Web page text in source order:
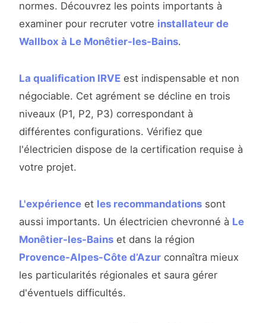
normes. Découvrez les points importants à
examiner pour recruter votre installateur de
Wallbox à Le Monêtier-les-Bains.
La qualification IRVE est indispensable et non
négociable. Cet agrément se décline en trois
niveaux (P1, P2, P3) correspondant à
différentes configurations. Vérifiez que
l'électricien dispose de la certification requise à
votre projet.
L'expérience et les recommandations sont
aussi importants. Un électricien chevronné à Le
Monêtier-les-Bains et dans la région
Provence-Alpes-Côte d’Azur connaîtra mieux
les particularités régionales et saura gérer
d'éventuels difficultés.